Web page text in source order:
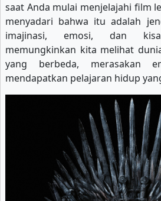
saat Anda mulai menjelajahi film
menyadari bahwa itu adalah
imajinasi, emosi, dan
memungkinkan kita melihat
yang berbeda, merasakan
mendapatkan pelajaran hidup